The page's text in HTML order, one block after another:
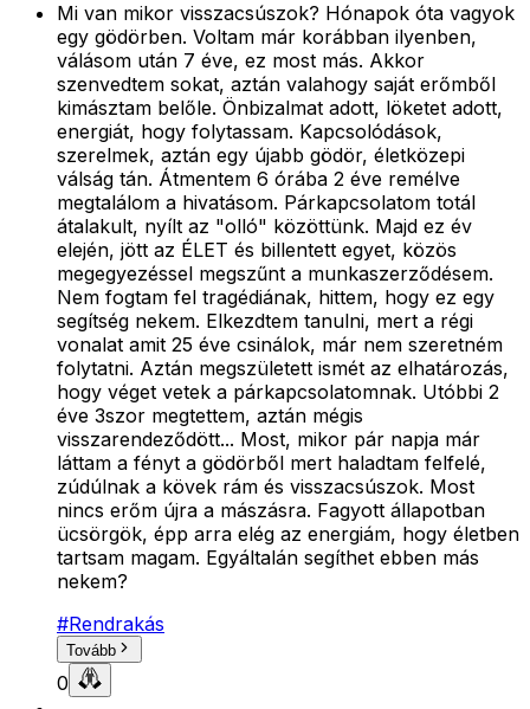
Mi van mikor visszacsúszok? Hónapok óta vagyok
egy gödörben. Voltam már korábban ilyenben,
válásom után 7 éve, ez most más. Akkor
szenvedtem sokat, aztán valahogy saját erőmből
kimásztam belőle. Önbizalmat adott, löketet adott,
energiát, hogy folytassam. Kapcsolódások,
szerelmek, aztán egy újabb gödör, életközepi
válság tán. Átmentem 6 órába 2 éve remélve
megtalálom a hivatásom. Párkapcsolatom totál
átalakult, nyílt az "olló" közöttünk. Majd ez év
elején, jött az ÉLET és billentett egyet, közös
megegyezéssel megszűnt a munkaszerződésem.
Nem fogtam fel tragédiának, hittem, hogy ez egy
segítség nekem. Elkezdtem tanulni, mert a régi
vonalat amit 25 éve csinálok, már nem szeretném
folytatni. Aztán megszületett ismét az elhatározás,
hogy véget vetek a párkapcsolatomnak. Utóbbi 2
éve 3szor megtettem, aztán mégis
visszarendeződött... Most, mikor pár napja már
láttam a fényt a gödörből mert haladtam felfelé,
zúdúlnak a kövek rám és visszacsúszok. Most
nincs erőm újra a mászásra. Fagyott állapotban
ücsörgök, épp arra elég az energiám, hogy életben
tartsam magam. Egyáltalán segíthet ebben más
nekem?
#Rendrakás
Tovább
0